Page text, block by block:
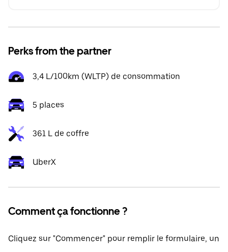
Perks from the partner
3,4 L/100km (WLTP) de consommation
5 places
361 L de coffre
UberX
Comment ça fonctionne ?
Cliquez sur "Commencer" pour remplir le formulaire, un